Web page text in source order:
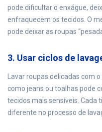
pode dificultar o enxágue,
enfraquecem os tecidos. O
pode deixar as roupas
3. Usar ciclos de
Lavar roupas delicadas com
como jeans ou toalhas pode
tecidos mais sensíveis. Cada
diferente no processo de